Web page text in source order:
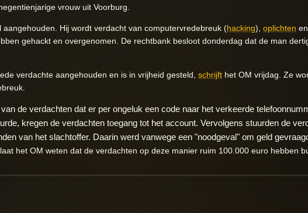
vrouw uit Voorburg.
Hij wordt verdacht van computervredebreuk (hacking), oplichten
gehackt en overgenomen. De rechtbank besloot donderdag dat de man
verdachte aangehouden en is in vrijheid gesteld, schrijft het OM vrijdag. Ze
de verdachten dat er per ongeluk een code naar het verkeerde
kregen de verdachten toegang tot het account. Vervolgens stuurden de
van het slachtoffer. Daarin werd vanwege een "noodgeval" om geld
laat het OM weten dat de verdachten op deze manier ruim 100.000 euro hebben